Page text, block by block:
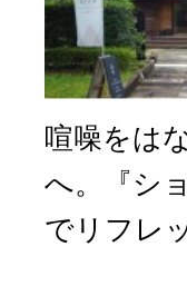
喧噪をは
へ。『シ
でリフレ